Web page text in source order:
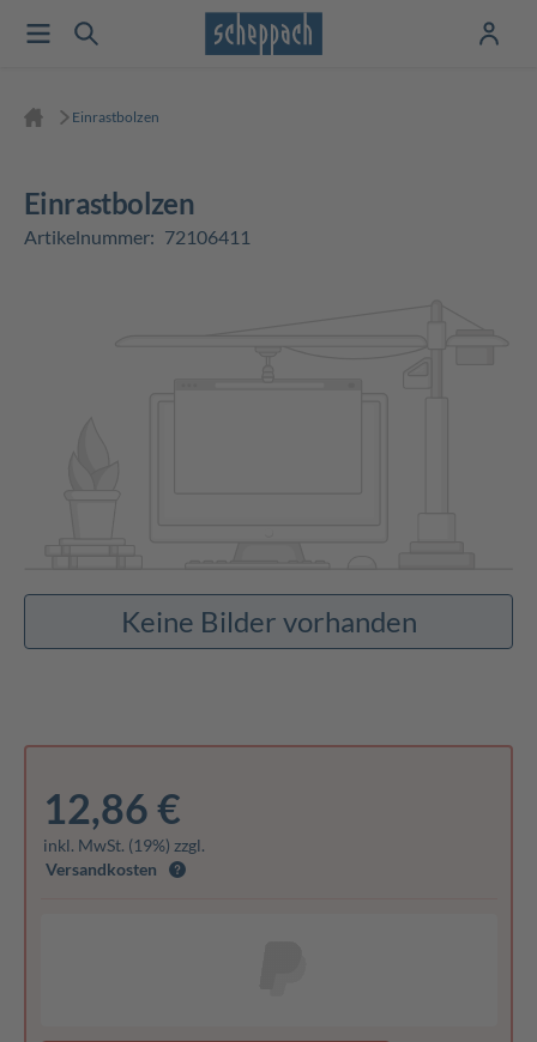
Einrastbolzen
Einrastbolzen
Artikelnummer: 72106411
Keine Bilder vorhanden
12,86 €
inkl. MwSt. (19%) zzgl.
Versandkosten